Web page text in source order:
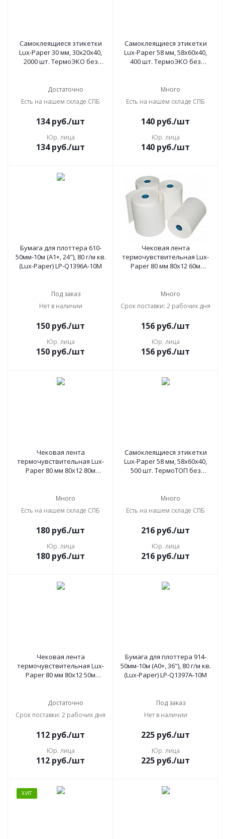
Самоклеящиеся этикетки
Lux-Paper 30 мм, 30х20х40,
2000 шт. ТермоЭКО без
Достаточно
Есть на нашем складе СПБ
134руб./шт
Юр. лица
134руб./шт
Самоклеящиеся этикетки
Lux-Paper 58 мм, 58х60x40,
400 шт. ТермоЭКО без
Много
Есть на нашем складе СПБ
140 руб./шт
Юр. лица
140 руб./шт
Бумага для плоттера 610-
50мм-10м (А1+, 24"), 80 г/м кв.
(Lux-Paper) LP-Q1396A-10M
Под заказ
Нет в наличии
150 руб./шт
Юр. лица
150 руб./шт
Чековая лента
термочувствительная Lux-
Paper 80 мм 80х12 60м
Много
Срок поставки: 2 рабочих дня
156 руб./шт
Юр. лица
156 руб./шт
Чековая лента
термочувствительная Lux-
Paper 80 мм 80х12 80м
Много
Есть на нашем складе СПБ
180 руб./шт
Юр. лица
180 руб./шт
Самоклеящиеся этикетки
Lux-Paper 58 мм, 58х60x40,
500 шт. ТермоТОП без
Много
Есть на нашем складе СПБ
216 руб./шт
Юр. лица
216 руб./шт
Чековая лента
термочувствительная Lux-
Paper 80 мм 80х12 50м
Достаточно
Срок поставки: 2 рабочих дня
112 руб./шт
Юр. лица
112 руб./шт
Бумага для плоттера 914-
50мм-10м (A0+, 36"), 80 г/м кв.
(Lux-Paper) LP-Q1397A-10M
Под заказ
Нет в наличии
225 руб./шт
Юр. лица
225 руб./шт
ХИТ